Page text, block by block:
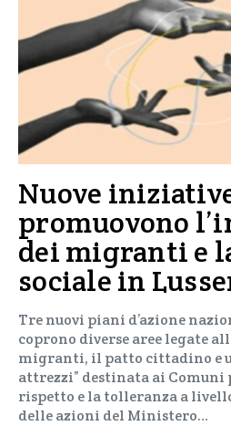
Nuove
promuovono
dei migranti e
sociale in
Tre nuovi piani d’azione
coprono diverse aree legate
migranti, il patto cittadino e
attrezzi” destinata ai Comuni
rispetto e la tolleranza a
delle azioni del Ministero…